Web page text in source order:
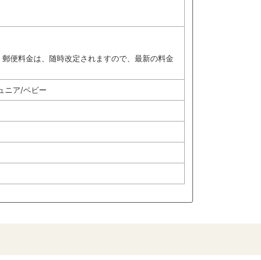
便料金は、随時改定されますので、最新の料金
ニア/ベビー